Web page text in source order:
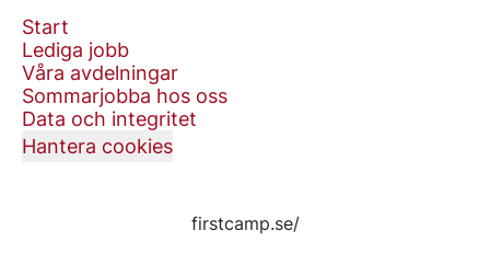
Start
Lediga jobb
Våra avdelningar
Sommarjobba hos oss
Data och integritet
Hantera cookies
firstcamp.se/